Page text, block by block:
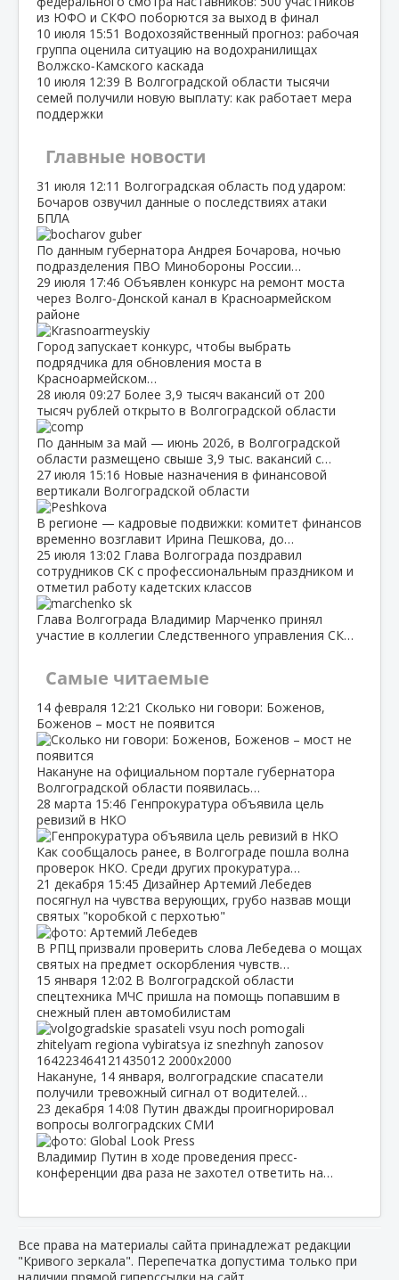
из ЮФО и СКФО поборются за выход в финал
10 июля 15:51 Водохозяйственный прогноз: рабочая
группа оценила ситуацию на водохранилищах
Волжско‑Камского каскада
10 июля 12:39 В Волгоградской области тысячи
семей получили новую выплату: как работает мера
поддержки
Главные новости
31 июля 12:11 Волгоградская область под ударом:
Бочаров озвучил данные о последствиях атаки
БПЛА
По данным губернатора Андрея Бочарова, ночью
подразделения ПВО Минобороны России…
29 июля 17:46 Объявлен конкурс на ремонт моста
через Волго‑Донской канал в Красноармейском
районе
Город запускает конкурс, чтобы выбрать
подрядчика для обновления моста в
Красноармейском…
28 июля 09:27 Более 3,9 тысяч вакансий от 200
тысяч рублей открыто в Волгоградской области
По данным за май — июнь 2026, в Волгоградской
области размещено свыше 3,9 тыс. вакансий с…
27 июля 15:16 Новые назначения в финансовой
вертикали Волгоградской области
В регионе — кадровые подвижки: комитет финансов
временно возглавит Ирина Пешкова, до…
25 июля 13:02 Глава Волгограда поздравил
сотрудников СК с профессиональным праздником и
отметил работу кадетских классов
Глава Волгограда Владимир Марченко принял
участие в коллегии Следственного управления СК…
Самые читаемые
14 февраля 12:21 Сколько ни говори: Боженов,
Боженов – мост не появится
Накануне на официальном портале губернатора
Волгоградской области появилась…
28 марта 15:46 Генпрокуратура объявила цель
ревизий в НКО
Как сообщалось ранее, в Волгограде пошла волна
проверок НКО. Среди других прокуратура…
21 декабря 15:45 Дизайнер Артемий Лебедев
посягнул на чувства верующих, грубо назвав мощи
святых "коробкой с перхотью"
В РПЦ призвали проверить слова Лебедева о мощах
святых на предмет оскорбления чувств…
15 января 12:02 В Волгоградской области
спецтехника МЧС пришла на помощь попавшим в
снежный плен автомобилистам
Накануне, 14 января, волгоградские спасатели
получили тревожный сигнал от водителей…
23 декабря 14:08 Путин дважды проигнорировал
вопросы волгоградских СМИ
Владимир Путин в ходе проведения пресс-
конференции два раза не захотел ответить на…
Все права на материалы сайта принадлежат редакции
"Кривого зеркала". Перепечатка допустима только при